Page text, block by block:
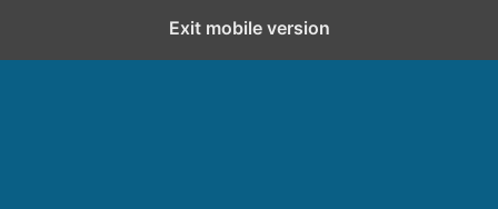
Exit mobile version